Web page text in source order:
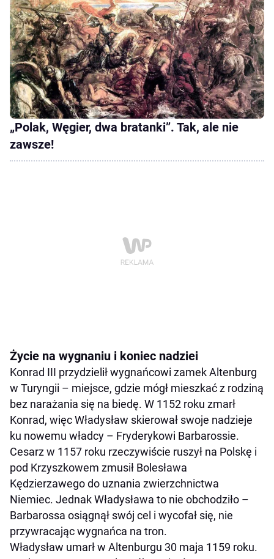
„Polak, Węgier, dwa bratanki”. Tak, ale nie
zawsze!
Życie na wygnaniu i koniec nadziei
Konrad III przydzielił wygnańcowi zamek Altenburg
w Turyngii – miejsce, gdzie mógł mieszkać z rodziną
bez narażania się na biedę. W 1152 roku zmarł
Konrad, więc Władysław skierował swoje nadzieje
ku nowemu władcy – Fryderykowi Barbarossie.
Cesarz w 1157 roku rzeczywiście ruszył na Polskę i
pod Krzyszkowem zmusił Bolesława
Kędzierzawego do uznania zwierzchnictwa
Niemiec. Jednak Władysława to nie obchodziło –
Barbarossa osiągnął swój cel i wycofał się, nie
przywracając wygnańca na tron.
Władysław umarł w Altenburgu 30 maja 1159 roku.